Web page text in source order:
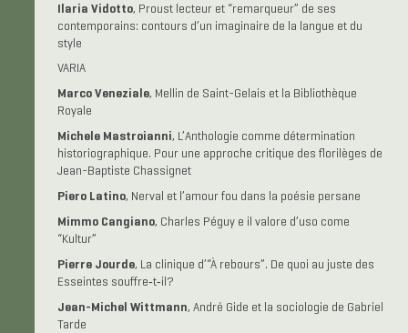
Ilaria Vidotto, Proust lecteur et “remarqueur” de ses
contemporains: contours d’un imaginaire de la langue et du
style
VARIA
Marco Veneziale, Mellin de Saint-Gelais et la Bibliothèque
Royale
Michele Mastroianni, L’Anthologie comme détermination
historiographique. Pour une approche critique des florilèges de
Jean-Baptiste Chassignet
Piero Latino, Nerval et l’amour fou dans la poésie persane
Mimmo Cangiano, Charles Péguy e il valore d’uso come
“Kultur”
Pierre Jourde, La clinique d’“À rebours”. De quoi au juste des
Esseintes souffre‑t‑il?
Jean-Michel Wittmann, André Gide et la sociologie de Gabriel
Tarde